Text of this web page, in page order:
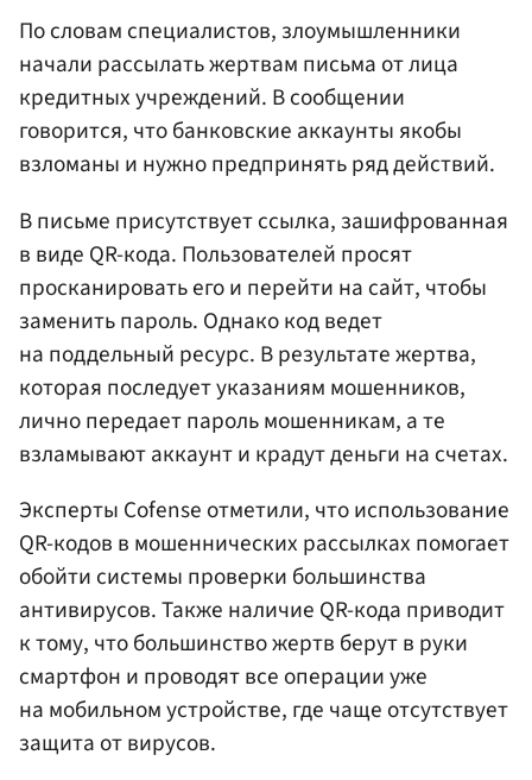
По словам специалистов, злоумышленники
начали рассылать жертвам письма от лица
кредитных учреждений. В сообщении
говорится, что банковские аккаунты якобы
взломаны и нужно предпринять ряд действий.
В письме присутствует ссылка, зашифрованная
в виде QR-кода. Пользователей просят
просканировать его и перейти на сайт, чтобы
заменить пароль. Однако код ведет
на поддельный ресурс. В результате жертва,
которая последует указаниям мошенников,
лично передает пароль мошенникам, а те
взламывают аккаунт и крадут деньги на счетах.
Эксперты Cofense отметили, что использование
QR-кодов в мошеннических рассылках помогает
обойти системы проверки большинства
антивирусов. Также наличие QR-кода приводит
к тому, что большинство жертв берут в руки
смартфон и проводят все операции уже
на мобильном устройстве, где чаще отсутствует
защита от вирусов.